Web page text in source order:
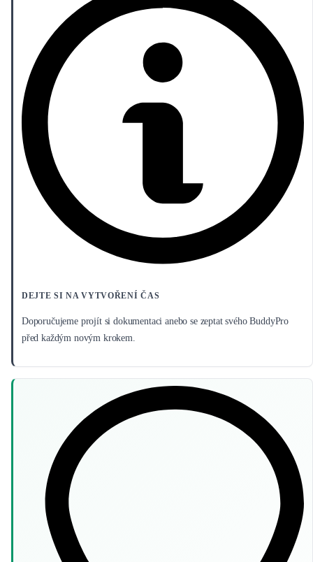
DEJTE SI NA VYTVOŘENÍ ČAS
Doporučujeme projít si dokumentaci anebo se zeptat svého BuddyPro
před každým novým krokem.